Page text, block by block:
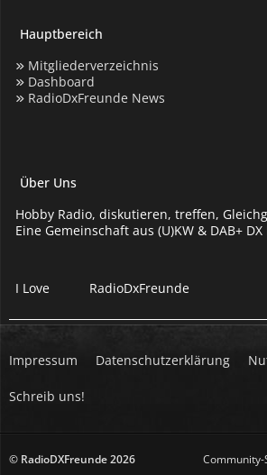
Hauptbereich
Mitgliederverzeichnis
Dashboard
RadioDxFreunde News
Über Uns
Hobby Radio, diskutieren, treffen,
Eine Gemeinschaft aus (U)KW & DAB+
I Love RadioDxFreunde
Impressum Datenschutzerklärung
Schreib uns!
© RadioDXFreunde2026